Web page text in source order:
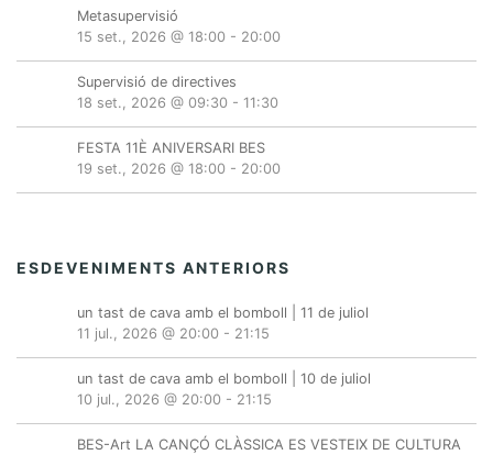
Metasupervisió
15 set., 2026 @ 18:00 - 20:00
Supervisió de directives
18 set., 2026 @ 09:30 - 11:30
FESTA 11È ANIVERSARI BES
19 set., 2026 @ 18:00 - 20:00
ESDEVENIMENTS ANTERIORS
un tast de cava amb el bomboll | 11 de juliol
11 jul., 2026 @ 20:00 - 21:15
un tast de cava amb el bomboll | 10 de juliol
10 jul., 2026 @ 20:00 - 21:15
BES-Art LA CANÇÓ CLÀSSICA ES VESTEIX DE CULTURA